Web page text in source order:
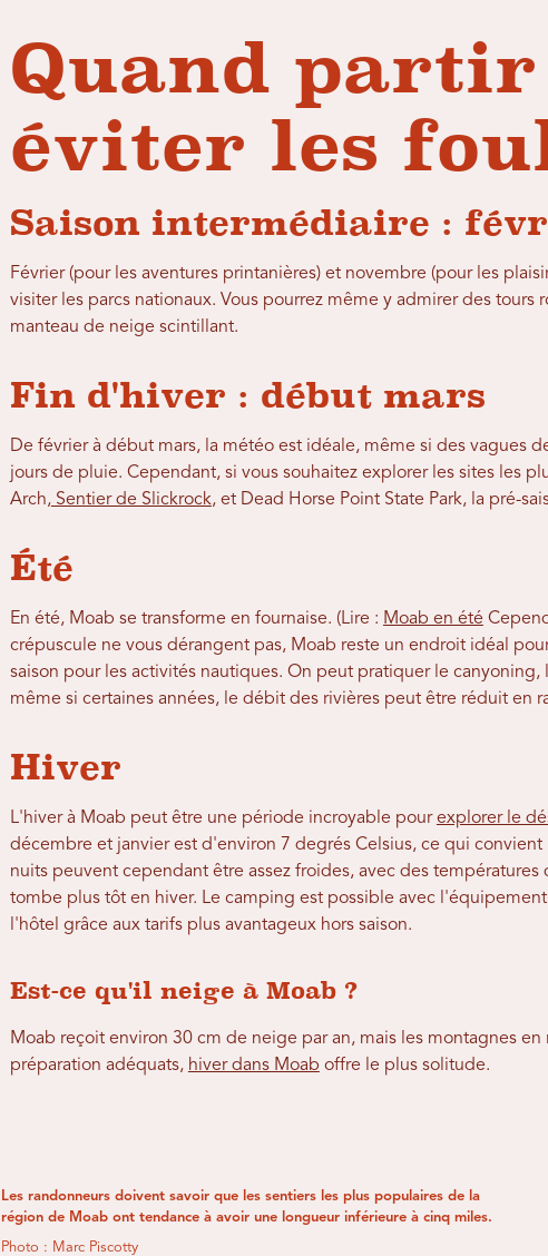
Quand
éviter les
Saison intermédiaire :
Février (pour les aventures printanières) et novembre (pour les
visiter les parcs nationaux. Vous pourrez même y admirer des tours
manteau de neige scintillant.
Fin d'hiver : début mars
De février à début mars, la météo est idéale, même si des vagues
jours de pluie. Cependant, si vous souhaitez explorer les sites les
Arch,Sentier de Slickrock, et Dead Horse Point State Park, la pré-
Été
En été, Moab se transforme en fournaise. (Lire : Moab en été
crépuscule ne vous dérangent pas, Moab reste un endroit idéal
saison pour les activités nautiques. On peut pratiquer le
même si certaines années, le débit des rivières peut être réduit en
Hiver
L'hiver à Moab peut être une période incroyable pourexplorer le
décembre et janvier est d'environ 7 degrés Celsius, ce qui
nuits peuvent cependant être assez froides, avec des
tombe plus tôt en hiver. Le camping est possible avec
l'hôtel grâce aux tarifs plus avantageux hors saison.
Est-ce qu'il neige à Moab ?
Moab reçoit environ 30 cm de neige par an, mais les montagnes
préparation adéquats, hiver dans Moab offre le plus solitude.
Les randonneurs doivent savoir que les sentiers les plus populaires de la
région de Moab ont tendance à avoir une longueur inférieure à cinq miles.
Photo : Marc Piscotty